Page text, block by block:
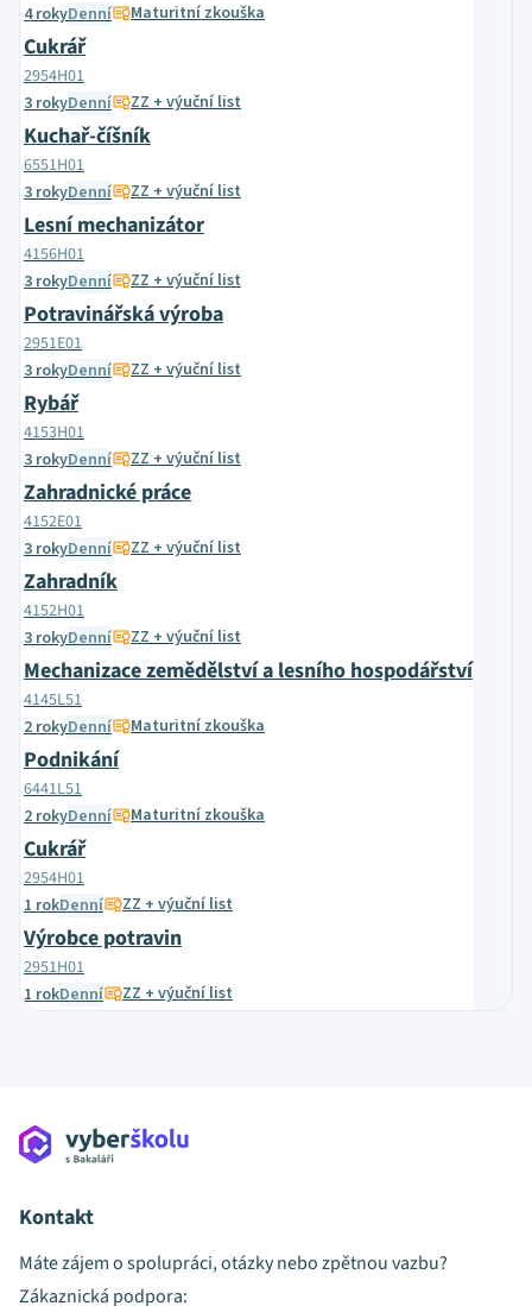
4 rokyDenní Maturitní zkouška
Cukrář
2954H01
3 rokyDenní ZZ + výuční list
Kuchař-číšník
6551H01
3 rokyDenní ZZ + výuční list
Lesní mechanizátor
4156H01
3 rokyDenní ZZ + výuční list
Potravinářská výroba
2951E01
3 rokyDenní ZZ + výuční list
Rybář
4153H01
3 rokyDenní ZZ + výuční list
Zahradnické práce
4152E01
3 rokyDenní ZZ + výuční list
Zahradník
4152H01
3 rokyDenní ZZ + výuční list
Mechanizace zemědělství a lesního hospodářství
4145L51
2 rokyDenní Maturitní zkouška
Podnikání
6441L51
2 rokyDenní Maturitní zkouška
Cukrář
2954H01
1 rokDenní ZZ + výuční list
Výrobce potravin
2951H01
1 rokDenní ZZ + výuční list
Kontakt
Máte zájem o spolupráci, otázky nebo zpětnou vazbu?
Zákaznická podpora: